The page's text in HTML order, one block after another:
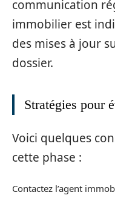
communication
immobilier est
des mises à jour
dossier.
Stratégies pour
Voici quelques
cette phase :
Contactez l’agent